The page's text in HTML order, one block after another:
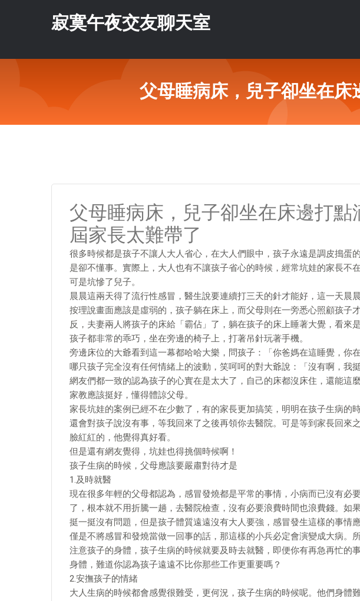
寂寞午夜交友聊天室
父母睡病床，兒子卻坐在
父母睡病床，兒子卻坐在床邊打點
屆家長太難帶了
很多時候都是孩子不讓人大人省心，在大人們眼中，孩子永遠是調皮搗蛋
是卻不懂事。實際上，大人也有不讓孩子省心的時候，經常坑娃的家長不
可是坑慘了兒子。
晨晨這兩天得了流行性感冒，醫生說要連續打三天的針才能好，這一天晨
按理說畫面應該是虛弱的，孩子躺在床上，而父母則在一旁悉心照顧孩子
反，夫妻兩人將孩子的床給「霸佔」了，躺在孩子的床上睡著大覺，看來
孩子都非常的乖巧，坐在旁邊的椅子上，打著吊針玩著手機。
旁邊床位的大爺看到這一幕都哈哈大樂，問孩子：「你爸媽在這睡覺，你
哪只孩子完全沒有任何情緒上的波動，笑呵呵的對大爺說：「沒有啊，我
網友們都一致的認為孩子的心實在是太大了，自己的床都沒床住，還能這
家教應該挺好，懂得體諒父母。
家長坑娃的案例已經不在少數了，有的家長更加搞笑，明明在孩子生病的
還會對孩子說沒有事，等我回來了之後再領你去醫院。可是等到家長回來
臉紅紅的，他覺得真好看。
但是還有網友覺得，坑娃也得挑個時候啊！
孩子生病的時候，父母應該要嚴肅對待才是
1.及時就醫
現在很多年輕的父母都認為，感冒發燒都是平常的事情，小病而已沒有必
了，根本就不用折騰一趟，去醫院檢查，沒有必要浪費時間也浪費錢。如
挺一挺沒有問題，但是孩子體質遠遠沒有大人要強，感冒發生這樣的事情
僅是不將感冒和發燒當做一回事的話，那這樣的小兵必定會演變成大病。
注意孩子的身體，孩子生病的時候就要及時去就醫，即便你有再急再忙的
身體，難道你認為孩子遠遠不比你那些工作更重要嗎？
2.安撫孩子的情緒
大人生病的時候都會感覺很難受，更何況，孩子生病的時候呢。他們身體